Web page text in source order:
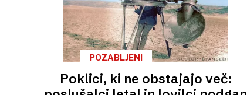
POZABLJENI
Poklici, ki ne obstajajo več: